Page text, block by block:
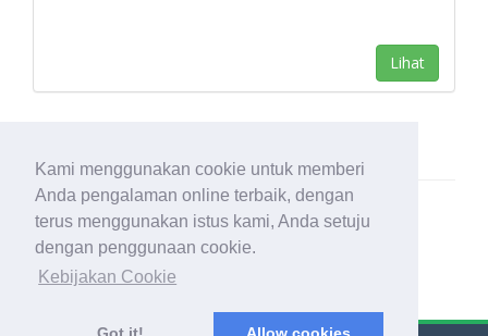
Kami menggunakan cookie untuk memberi
Anda pengalaman online terbaik, dengan
terus menggunakan istus kami, Anda setuju
dengan penggunaan cookie.
Kebijakan Cookie
Lihat